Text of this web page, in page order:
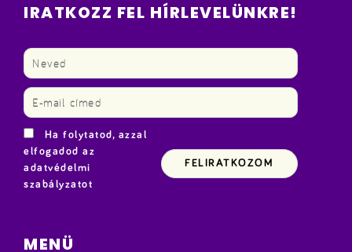
IRATKOZZ FEL HÍRLEVELÜNKRE!
Ha folytatod, azzal
elfogadod az
adatvédelmi
szabályzatot
MENÜ